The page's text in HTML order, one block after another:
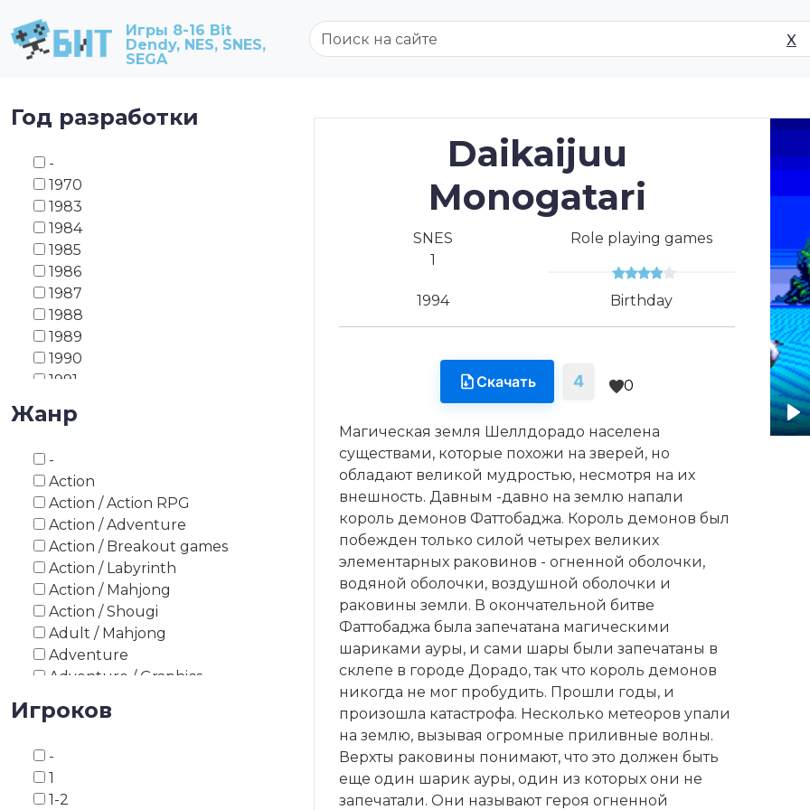
Игры 8-16 Bit
Dendy, NES, SNES,
SEGA
X
Год разработки
-
1970
1983
1984
1985
1986
1987
1988
1989
1990
1991
1993
1995
1996
1997
1998
1999
2000
2003
2008
2010
2012
2014
2017
2018
Жанр
-
Action
Action / Action RPG
Action / Adventure
Action / Breakout games
Action / Labyrinth
Action / Mahjong
Action / Shougi
Adult / Mahjong
Adventure
Adventure / Graphics
Adventure / Survival Horror
Adventure / Visual Novel
Asiatic board game
Игроков
-
1
1-2
Daikaijuu
Monogatari
SNES
Role playing games
1
1994 Birthday
Скачать 4 0
Магическая земля Шеллдорадо населена
существами, которые похожи на зверей, но
обладают великой мудростью, несмотря на их
внешность. Давным -давно на землю напали
король демонов Фаттобаджа. Король демонов был
побежден только силой четырех великих
элементарных раковинов - огненной оболочки,
водяной оболочки, воздушной оболочки и
раковины земли. В окончательной битве
Фаттобаджа была запечатана магическими
шариками ауры, и сами шары были запечатаны в
склепе в городе Дорадо, так что король демонов
никогда не мог пробудить. Прошли годы, и
произошла катастрофа. Несколько метеоров упали
на землю, вызывая огромные приливные волны.
Верхты раковины понимают, что это должен быть
еще один шарик ауры, один из которых они не
запечатали. Они называют героя огненной